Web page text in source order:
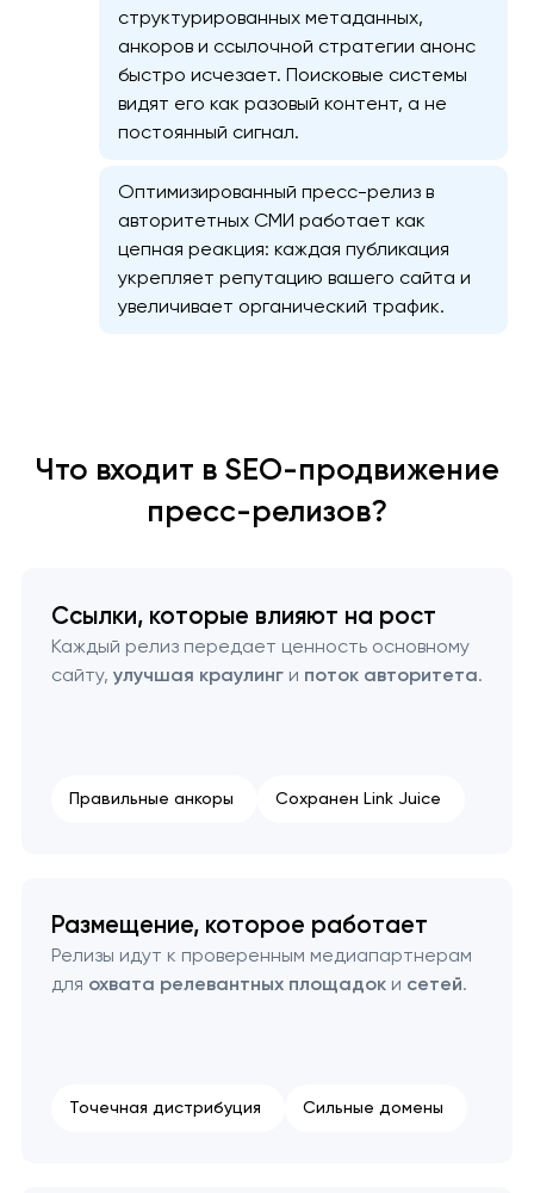
структурированных метаданных,
анкоров и ссылочной стратегии анонс
быстро исчезает. Поисковые системы
видят его как разовый контент, а не
постоянный сигнал.
Оптимизированный пресс-релиз в
авторитетных СМИ работает как
цепная реакция: каждая публикация
укрепляет репутацию вашего сайта и
увеличивает органический трафик.
Что входит в SEO-продвижение
пресс-релизов?
Ссылки, которые влияют на рост
Каждый релиз передает ценность основному
сайту, улучшая краулинги поток авторитета.
Правильные анкоры Сохранен Link Juice
Размещение, которое работает
Релизы идут к проверенным медиапартнерам
для охвата релевантных площадоки сетей.
Точечная дистрибуция Сильные домены